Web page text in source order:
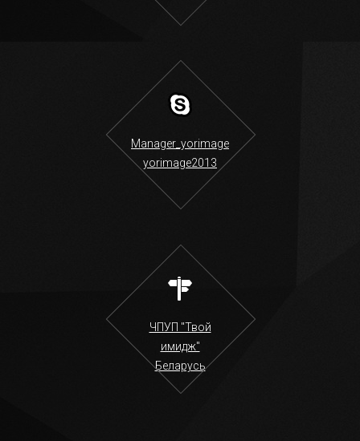
Manager_yorimage
yorimage2013
ЧПУП "Твой
имидж"
Беларусь